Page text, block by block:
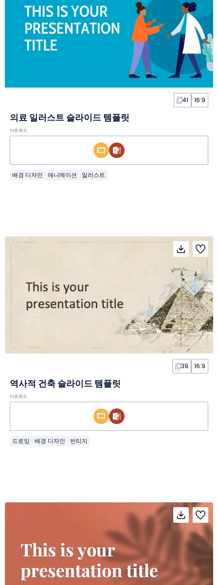
41 16:9
의료 일러스트 슬라이드 템플릿
다운로드
배경 디자인 애니메이션 일러스트
39 16:9
역사적 건축 슬라이드 템플릿
다운로드
드로잉 배경 디자인 빈티지